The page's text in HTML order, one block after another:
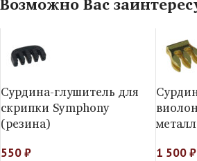
Сурдина-глушитель для
скрипки Symphony
(резина)
550₽ 1 500₽